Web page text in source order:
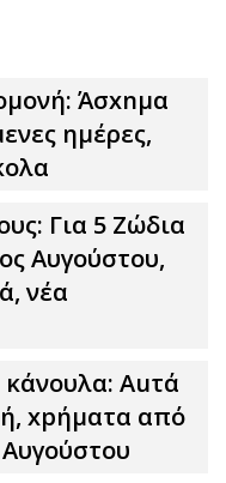
Άσxnμα
ημέρες,
Για 5 Zώδια
Αυγούστου,
νέα
κάνουλα: Αuτά
xpήματα από